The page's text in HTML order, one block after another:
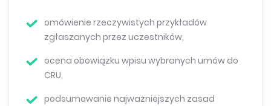
omówienie rzeczywistych przykładów
zgłaszanych przez uczestników,
ocena obowiązku wpisu wybranych umów do
CRU,
podsumowanie najważniejszych zasad